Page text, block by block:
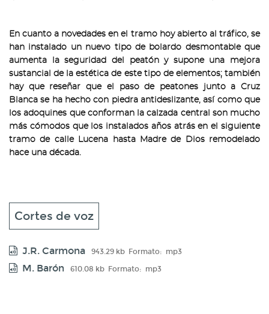
En cuanto a novedades en el tramo hoy abierto al tráfico, se
han instalado un nuevo tipo de bolardo desmontable que
aumenta la seguridad del peatón y supone una mejora
sustancial de la estética de este tipo de elementos; también
hay que reseñar que el paso de peatones junto a Cruz
Blanca se ha hecho con piedra antideslizante, así como que
los adoquines que conforman la calzada central son mucho
más cómodos que los instalados años atrás en el siguiente
tramo de calle Lucena hasta Madre de Dios remodelado
hace una década.
Cortes de voz
J.R. Carmona 943.29 kb Formato: mp3
M. Barón 610.08 kb Formato: mp3